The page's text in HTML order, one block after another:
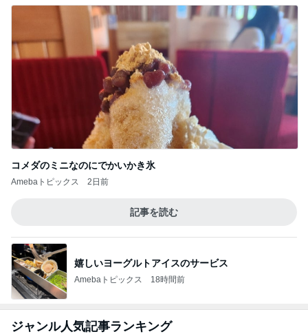
コメダのミニなのにでかいかき氷
Amebaトピックス 2日前
記事を読む
嬉しいヨーグルトアイスのサービス
Amebaトピックス 18時間前
ジャンル人気記事ランキング